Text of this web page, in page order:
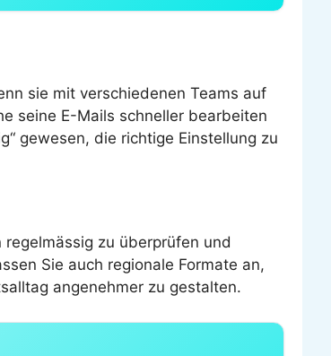
sie mit verschiedenen Teams auf
seine E-Mails schneller bearbeiten
gewesen, die richtige Einstellung zu
zu überprüfen und
Sie auch regionale Formate an,
angenehmer zu gestalten.